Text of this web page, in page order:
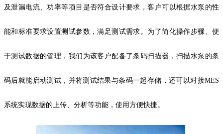
及泄漏电流、功率等项目是否符合设计要求，客户可以根据水泵的性
能和标准要求设置测试参数，满足测试需求。为了简化操作步骤、便
于测试数据的管理，我们为该客户配备了条码扫描器，扫描水泵的条
码后就能启动测试，并将测试结果与条码一起存储，还可以对接MES
系统实现数据的上传、分析等功能，使用方便快捷。